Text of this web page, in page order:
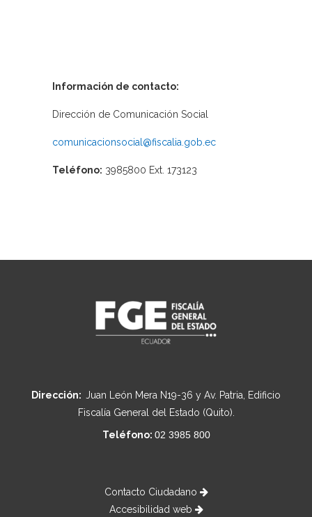
Información de contacto:
Dirección de Comunicación Social
comunicacionsocial@fiscalia.gob.ec
Teléfono: 3985800 Ext. 173123
Dirección: Juan León Mera N19-36 y Av. Patria, Edificio
Fiscalía General del Estado (Quito).
Teléfono: 02 3985 800
Contacto Ciudadano
Accesibilidad web